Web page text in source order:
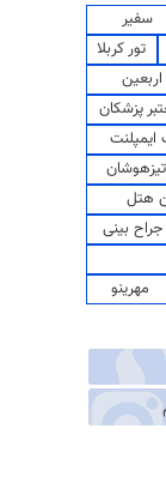
سفیر
تور کربلا
پزشکان
هتل
بینی
مهرینو